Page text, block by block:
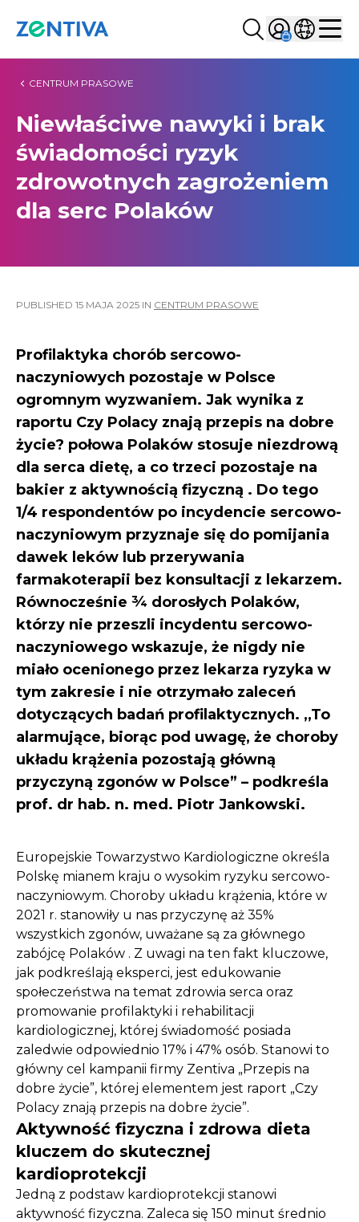
Szukaj...
Sign inWybierz
CENTRUM PRASOWE
Niewłaściwe nawyki i brak
świadomości ryzyk
zdrowotnych zagrożeniem
dla serc Polaków
PUBLISHED 15 MAJA 2025 IN CENTRUM PRASOWE
Profilaktyka chorób sercowo-
naczyniowych pozostaje w Polsce
ogromnym wyzwaniem. Jak wynika z
raportu Czy Polacy znają przepis na dobre
życie? połowa Polaków stosuje niezdrową
dla serca dietę, a co trzeci pozostaje na
bakier z aktywnością fizyczną . Do tego
1/4 respondentów po incydencie sercowo-
naczyniowym przyznaje się do pomijania
dawek leków lub przerywania
farmakoterapii bez konsultacji z lekarzem.
Równocześnie ¾ dorosłych Polaków,
którzy nie przeszli incydentu sercowo-
naczyniowego wskazuje, że nigdy nie
miało ocenionego przez lekarza ryzyka w
tym zakresie i nie otrzymało zaleceń
dotyczących badań profilaktycznych. ,,To
alarmujące, biorąc pod uwagę, że choroby
układu krążenia pozostają główną
przyczyną zgonów w Polsce” – podkreśla
prof. dr hab. n. med. Piotr Jankowski.
Europejskie Towarzystwo Kardiologiczne określa
Polskę mianem kraju o wysokim ryzyku sercowo-
naczyniowym. Choroby układu krążenia, które w
2021 r. stanowiły u nas przyczynę aż 35%
wszystkich zgonów, uważane są za głównego
zabójcę Polaków . Z uwagi na ten fakt kluczowe,
jak podkreślają eksperci, jest edukowanie
społeczeństwa na temat zdrowia serca oraz
promowanie profilaktyki i rehabilitacji
kardiologicznej, której świadomość posiada
zaledwie odpowiednio 17% i 47% osób. Stanowi to
główny cel kampanii firmy Zentiva „Przepis na
dobre życie”, której elementem jest raport „Czy
Polacy znają przepis na dobre życie”.
Aktywność fizyczna i zdrowa dieta
kluczem do skutecznej
kardioprotekcji
Jedną z podstaw kardioprotekcji stanowi
aktywność fizyczna. Zaleca się 150 minut średnio